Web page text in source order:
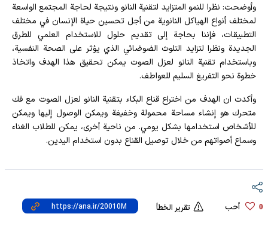
وأوضحت: نظرا للنمو المتزايد لتقنية النانو ونتيجة لحاجة المجتمع الواسعة
لمختلف أنواع الهياكل النانوية من أجل تحسين حياة الإنسان في مختلف
التطبيقات، فإننا بحاجة إلى تقديم حلول للاستخدام العلمي للطرق
الجديدة ونظرا لتزايد التلوث الضوضائي الذي يؤثر على الصحة النفسية،
وباستخدام تقنية النانو لعزل الصوت يمكن تحقيق هذا الهدف واتخاذ
خطوة نحو التفريغ السليم للعواطف.
وأكدت ان الهدف من اختراع قناع البكاء بتقنية النانو لعزل الصوت مع فك
متحرك هو إنشاء مساحة محمولة وخفيفة ويمكن الوصول إليها ويمكن
للأشخاص استخدامها بشكل يومي. من ناحية أخرى، يمكن للطلاب الغناء
وسماع أصواتهم من خلال توصيل القناع بدون استخدام اليدين.
0 أحب تقرير الخطأ